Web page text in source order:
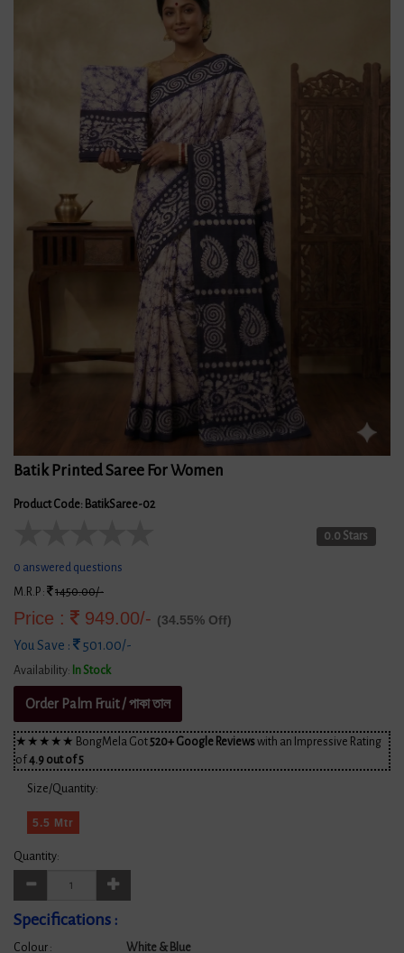
Batik Printed Saree For Women
Product Code: BatikSaree-02
0.0 Stars
0 answered questions
M.R.P :
1450.00/-
Price : 949.00/- (34.55% Off)
You Save :
501.00/-
Availability: In Stock
Order Palm Fruit / পাকা তাল
★★★★★ BongMela Got520+ Google Reviewswith an Impressive Rating
of4.9 out of 5
Size/Quantity:
5.5 Mtr
Quantity:
Specifications :
Colour :
White & Blue